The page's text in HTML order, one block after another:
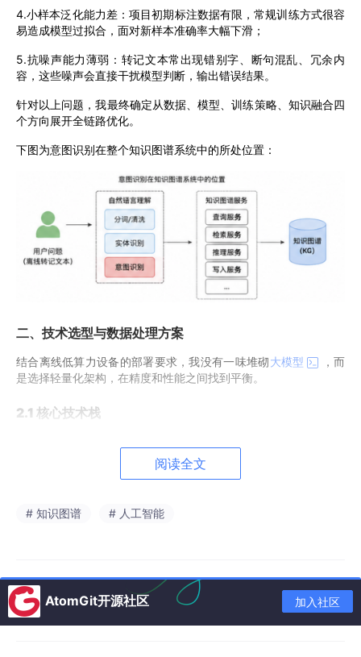
4.小样本泛化能力差：项目初期标注数据有限，常规训练方式很容
易造成模型过拟合，面对新样本准确率大幅下滑；
5.抗噪声能力薄弱：转记文本常出现错别字、断句混乱、冗余内
容，这些噪声会直接干扰模型判断，输出错误结果。
针对以上问题，我最终确定从数据、模型、训练策略、知识融合四
个方向展开全链路优化。
下图为意图识别在整个知识图谱系统中的所处位置：
二、 技术选型与数据处理方案
结合离线低算力设备的部署要求，我没有一味堆砌大模型
，而
是选择轻量化架构，在精度和性能之间找到平衡。
2.1 核心技术栈
分词、停用词过滤、错别字修正等手段；通过预训练模型微调适配
垂直业务；搭配多类数据增强方法扩充样本；利用知识蒸馏、量化
谱做结果二次校验。
足，直接被排除；原生 BERT-base 虽然识别精度高，但参数量
大、推理慢，完全不适合离线设备。综合考量后，我选用bert-tiny
作为基础模型。它体积小、算力消耗低、推理效率高，经过场景微
阅读全文
# 知识图谱 # 人工智能
AtomGit开源社区 加入社区